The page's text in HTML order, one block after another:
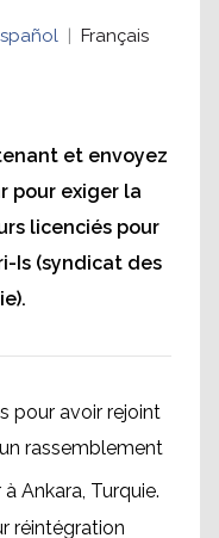
Français
et envoyez
pour exiger la
licenciés pour
Is (syndicat des
pour avoir rejoint
rassemblement
Ankara, Turquie.
réintégration